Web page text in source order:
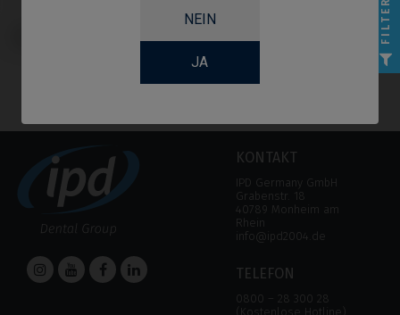
NEIN
JA
KONTAKT
IPD Germany GmbH
Grabenstr. 18
40789 Monheim am
Rhein
info@ipd2004.de
TELEFON
0800 – 28 300 28
(Kostenlose Hotline)
FILTER